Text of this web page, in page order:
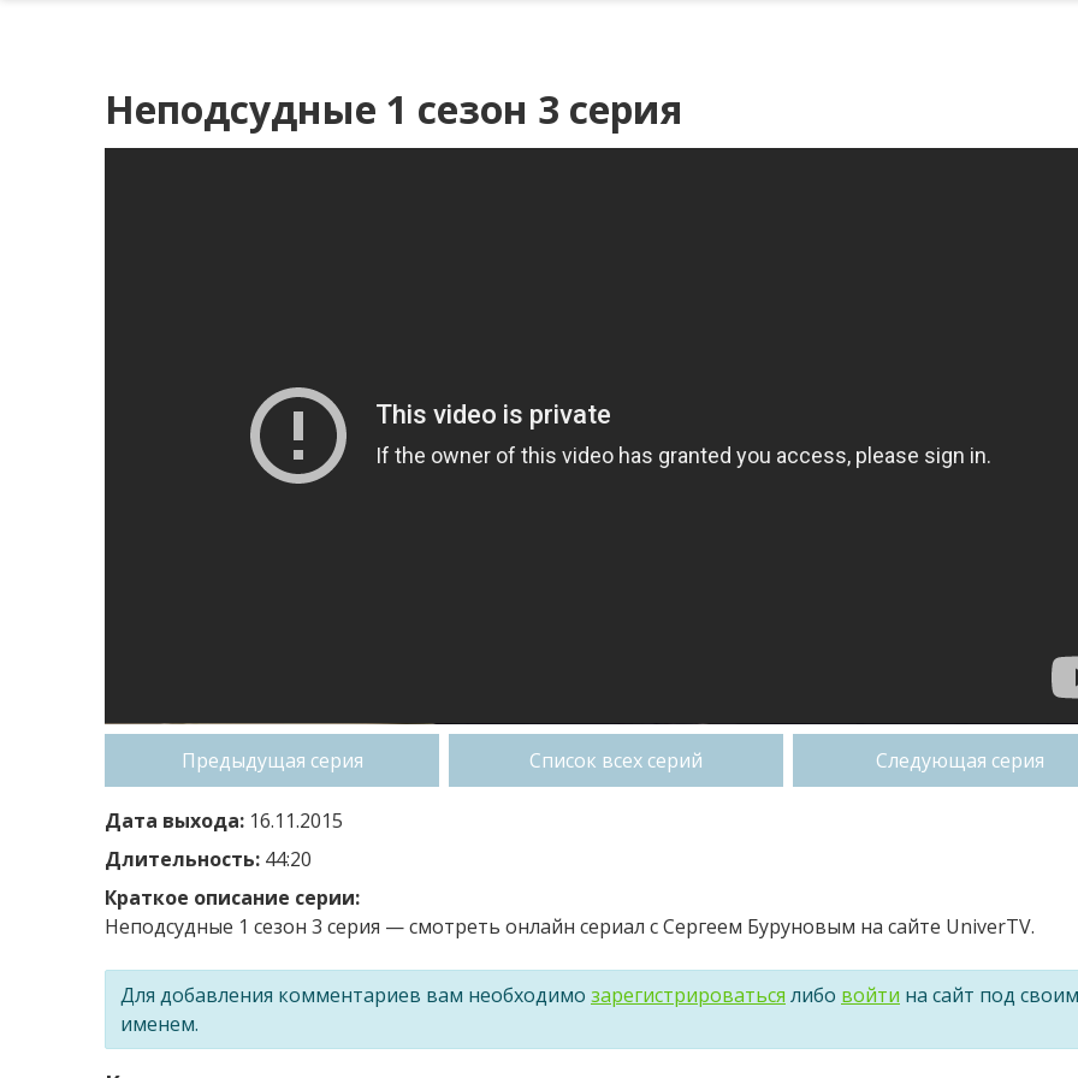
Неподсудные 1 сезон 3 серия
Предыдущая серия Список всех серий Следующая серия
Дата выхода: 16.11.2015
Длительность: 44:20
Краткое описание серии:
Неподсудные 1 сезон 3 серия — смотреть онлайн сериал с Сергеем Буруновым на сайте UniverTV.
Для добавления комментариев вам необходимо зарегистрироваться либо войти на сайт под своим
именем.